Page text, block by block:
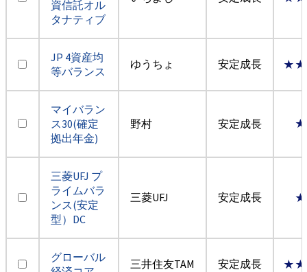
資信託オル
タナティブ
JP 4資産均
等バランス
ゆうちょ 安定成長
マイバラン
ス30(確定
拠出年金)
野村 安定成長
三菱UFJ プ
ライムバラ
ンス(安定
型）DC
三菱UFJ 安定成長
グローバル
三井住友TAM 安定成長